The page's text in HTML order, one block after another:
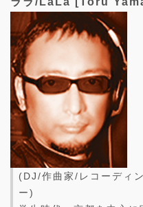
(DJ/作曲家/レコーディ
ー)